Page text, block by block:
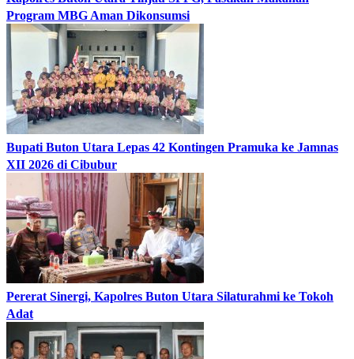
Program MBG Aman Dikonsumsi
Bupati Buton Utara Lepas 42 Kontingen Pramuka ke Jamnas
XII 2026 di Cibubur
Pererat Sinergi, Kapolres Buton Utara Silaturahmi ke Tokoh
Adat